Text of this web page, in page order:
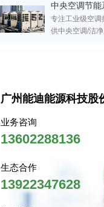
区/小区等20+场
疗、工业、实验
户，实现安全
中央空调节能
专注工业级空调
供中央空调/洁
管理与数字化能
广州能迪能源科技股
业务咨询
13602288136
生态合作
13922347628